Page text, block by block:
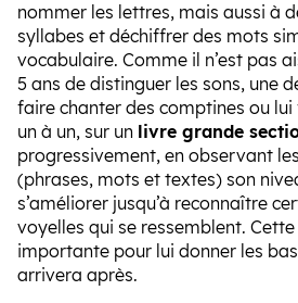
nommer les lettres, mais aussi à
syllabes et déchiffrer des mots
vocabulaire. Comme il n’est pas
5 ans de distinguer les sons, une
faire chanter des comptines ou
un à un, sur un livre grande
progressivement, en observant
(phrases, mots et textes) son
s’améliorer jusqu’à reconnaître
voyelles qui se ressemblent.
importante pour lui donner les
arrivera après.